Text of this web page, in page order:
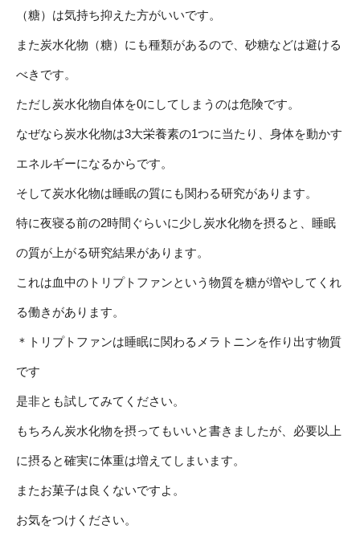
（糖）は気持ち抑えた方がいいです。
また炭水化物（糖）にも種類があるので、砂糖などは避ける
べきです。
ただし炭水化物自体を0にしてしまうのは危険です。
なぜなら炭水化物は3大栄養素の1つに当たり、身体を動かす
エネルギーになるからです。
そして炭水化物は睡眠の質にも関わる研究があります。
特に夜寝る前の2時間ぐらいに少し炭水化物を摂ると、睡眠
の質が上がる研究結果があります。
これは血中のトリプトファンという物質を糖が増やしてくれ
る働きがあります。
＊トリプトファンは睡眠に関わるメラトニンを作り出す物質
です
是非とも試してみてください。
もちろん炭水化物を摂ってもいいと書きましたが、必要以上
に摂ると確実に体重は増えてしまいます。
またお菓子は良くないですよ。
お気をつけください。